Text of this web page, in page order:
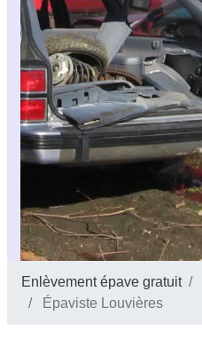
Enlèvement épave gratuit
Épaviste Louvières